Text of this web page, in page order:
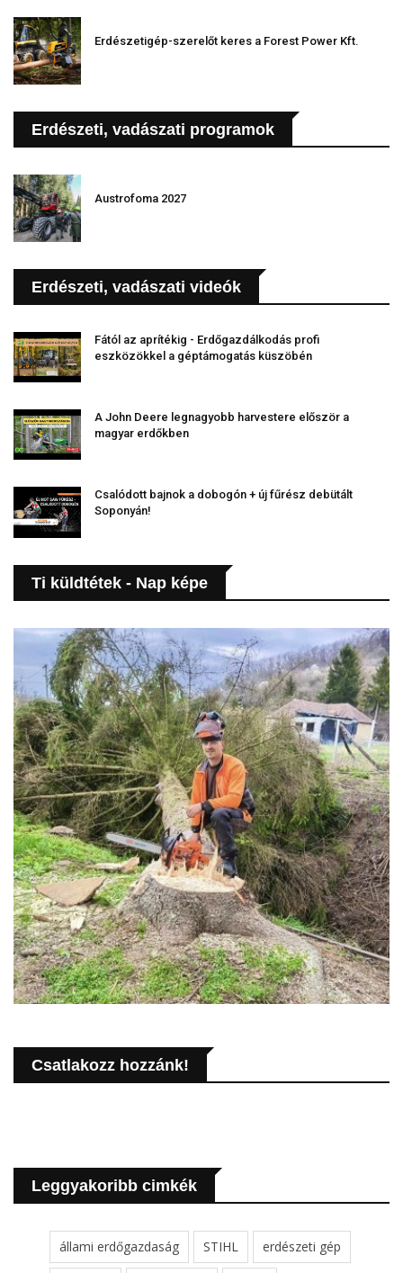
Erdészetigép-szerelőt keres a Forest Power Kft.
Erdészeti, vadászati programok
Austrofoma 2027
Erdészeti, vadászati videók
Fától az aprítékig - Erdőgazdálkodás profi
eszközökkel a géptámogatás küszöbén
A John Deere legnagyobb harvestere először a
magyar erdőkben
Csalódott bajnok a dobogón + új fűrész debütált
Soponyán!
Ti küldtétek - Nap képe
Csatlakozz hozzánk!
Leggyakoribb cimkék
állami erdőgazdaság STIHL erdészeti gép